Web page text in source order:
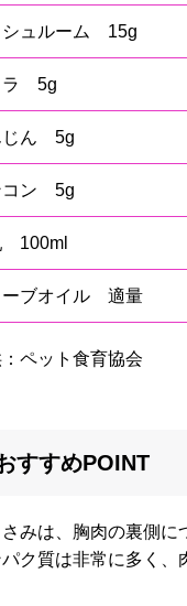
シュルーム 15g
ラ 5g
じん 5g
コン 5g
100ml
ーブオイル 適量
ペット食育協会
すすめPOINT
みは、胸肉の裏側に
パク質は非常に多く、